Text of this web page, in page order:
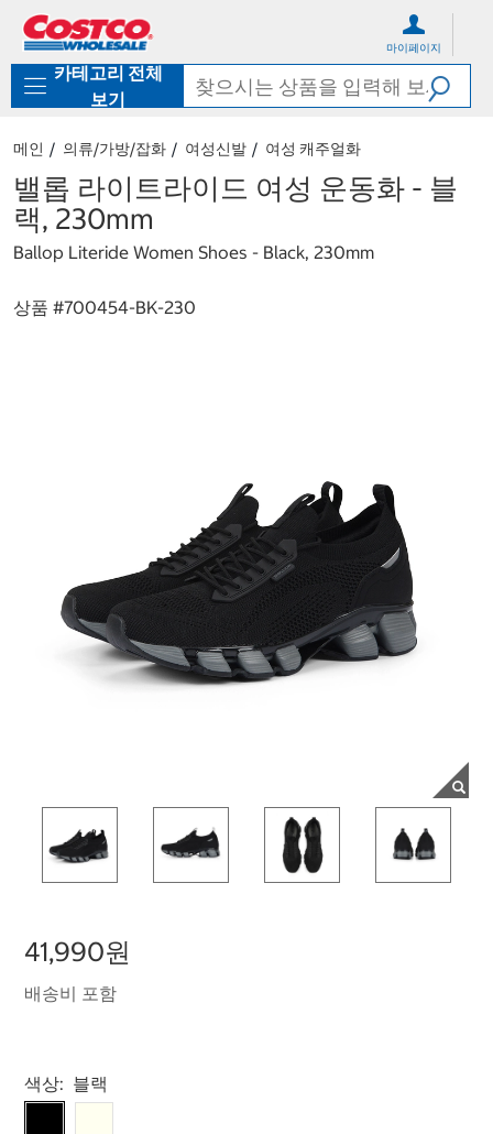
로
기
가
마이페이지
카테고리 전체
보기
메인 의류/가방/잡화 여성신발 여성 캐주얼화
밸롭 라이트라이드 여성 운동화 - 블
랙, 230mm
Ballop Literide Women Shoes - Black, 230mm
상품 #700454-BK-230
41,990원
배송비 포함
Select product
색상: 블랙